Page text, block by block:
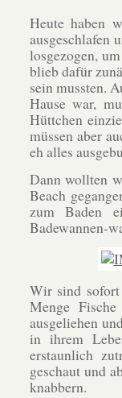
Heute haben
ausgeschlafen
losgezogen,
blieb dafür
sein mussten.
Hause war,
Hüttchen
müssen aber
eh alles
Dann wollten
Beach
zum Baden
Badewannen-
Wir sind
Menge
ausgeliehen
in ihrem
erstaunlich
geschaut und
knabbern.